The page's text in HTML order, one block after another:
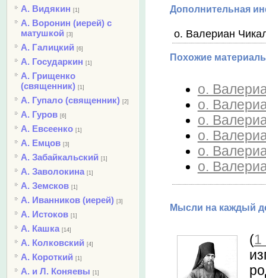
А. Видякин [1]
А. Воронин (иерей) с
матушкой [3]
А. Галицкий [6]
А. Государкин [1]
А. Грищенко
(священник) [1]
А. Гупало (священник) [2]
А. Гуров [6]
А. Евсеенко [1]
А. Емцов [3]
А. Забайкальский [1]
А. Заволокина [1]
А. Земсков [1]
А. Иванников (иерей) [3]
А. Истоков [1]
А. Кашка [14]
А. Колковский [4]
А. Короткий [1]
А. и Л. Коняевы [1]
Дополнительная
о. Валериан
Похожие
о.
о.
о.
о.
о.
о.
Мысли на каждый
(